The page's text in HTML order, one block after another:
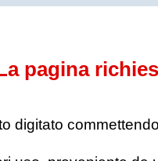
pagina
digitato